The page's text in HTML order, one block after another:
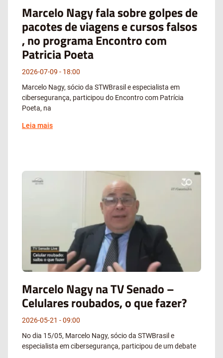
Marcelo Nagy fala sobre golpes de
pacotes de viagens e cursos falsos
, no programa Encontro com
Patricia Poeta
2026-07-09
18:00
Marcelo Nagy, sócio da STWBrasil e especialista em
cibersegurança, participou do Encontro com Patrícia
Poeta, na
Leia mais
Marcelo Nagy na TV Senado –
Celulares roubados, o que fazer?
2026-05-21
09:00
No dia 15/05, Marcelo Nagy, sócio da STWBrasil e
especialista em cibersegurança, participou de um debate